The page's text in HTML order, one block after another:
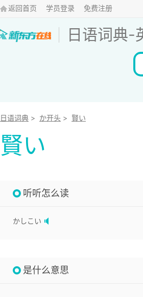
返回首页 学员登录 免费注册
日语词典-
日语词典 > か开头 > 賢い
賢い
听听怎么读
かしこい
是什么意思